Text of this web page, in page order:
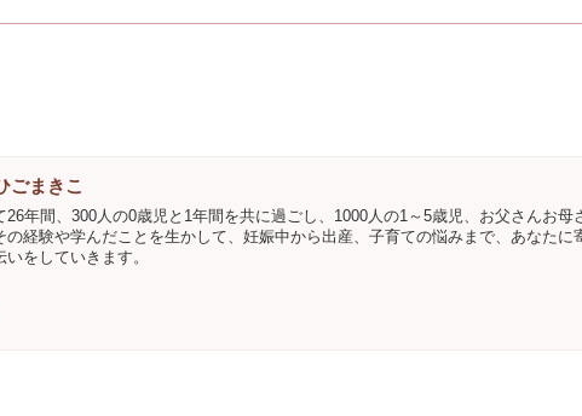
まきこ
26年間、300人の0歳児と1年間を共に過ごし、1000人の1～5歳児、お父さんお母
経験や学んだことを生かして、妊娠中から出産、子育ての悩みまで、あなたに
をしていきます。